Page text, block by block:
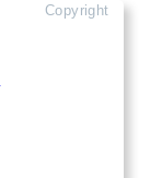
Copyright